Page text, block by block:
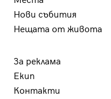
Нови събития
Нещата от живота
За реклама
Екип
Контакти